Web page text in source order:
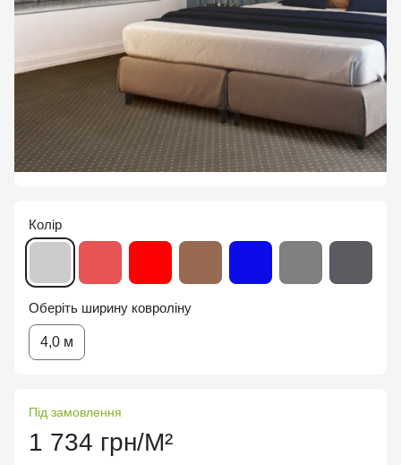
Колір
Оберіть ширину ковроліну
4,0 м
Під замовлення
1 734 грн/М²